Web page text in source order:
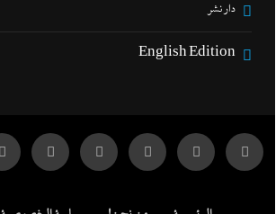
دار نشر
English Edition